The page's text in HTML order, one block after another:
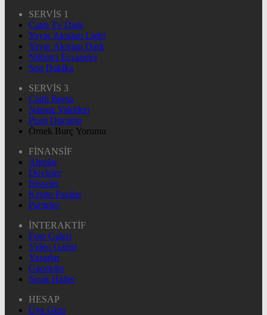
SERVİS 1
Canlı Tv Dark
Yayın Akışları Light
Yayın Akışları Dark
Nöbetçi Eczaneler
Son Dakika
SERVİS 3
Canlı Borsa
Namaz Vakitleri
Puan Durumu
Örnek Burç Yorumu
FİNANSİF
Altınlar
Dövizler
Hisseler
Kripto Paralar
Pariteler
İNTERAKTİF
Foto Galeri
Video Galeri
Yazarlar
Gazeteler
Sıcak Haber
HESAP
Üye Giriş